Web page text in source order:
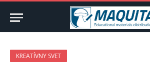
KREATÍVNY SVET